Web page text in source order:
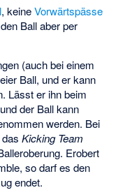
, keineVorwärtspässe
Ball aber per
(auch bei einem
Ball, und er kann
Lässt er ihn beim
der Ball kann
werden. Bei
dasKicking Team
Erobert
so darf es den
endet.